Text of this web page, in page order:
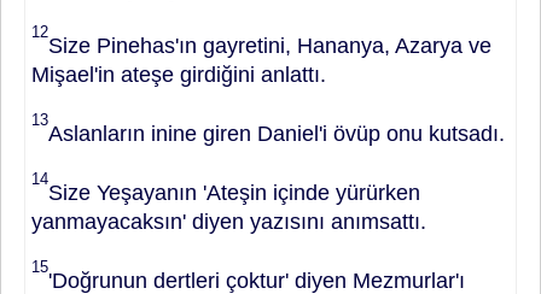
12
Size Pinehas'ın gayretini, Hananya, Azarya ve
Mişael'in ateşe girdiği­ni anlattı.
13
Aslanların inine giren Daniel'i övüp onu kutsadı.
14
Size Yeşayanın 'Ateşin içinde yürürken
yanmaya­caksın' diyen yazısını anımsattı.
15
'Doğ­runun dertleri çoktur' diyen Mezmurlar'ı